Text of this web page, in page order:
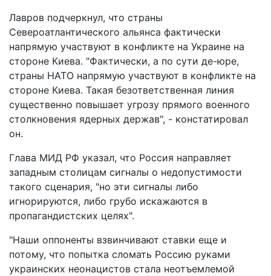
Лавров подчеркнул, что страны
Североатлантического альянса фактически
напрямую участвуют в конфликте на Украине на
стороне Киева. "Фактически, а по сути де-юре,
страны НАТО напрямую участвуют в конфликте на
стороне Киева. Такая безответственная линия
существенно повышает угрозу прямого военного
столкновения ядерных держав", - констатировал
он.
Глава МИД РФ указал, что Россия направляет
западным столицам сигналы о недопустимости
такого сценария, "но эти сигналы либо
игнорируются, либо грубо искажаются в
пропагандистских целях".
"Наши оппоненты взвинчивают ставки еще и
потому, что попытка сломать Россию руками
украинских неонацистов стала неотъемлемой